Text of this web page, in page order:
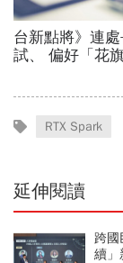
RTX Spark
延伸閱讀
跨國
續」